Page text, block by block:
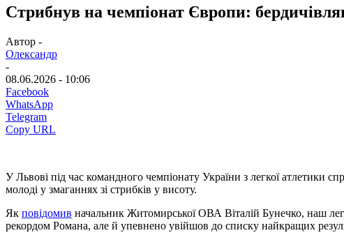
Стрибнув на чемпіонат Європи:
Автор -
Олександр
-
08.06.2026 - 10:06
Facebook
WhatsApp
Telegram
Copy URL
У Львові під час командного чемпіонату України з легкої
молоді у змаганнях зі стрибків у висоту.
Як повідомив начальник Житомирської ОВА Віталій Бунечко, наш
рекордом Романа, але й упевнено увійшов до списку найкращих